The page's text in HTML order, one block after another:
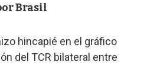
Brasil
hincapié en el gráfico
del TCR bilateral entre